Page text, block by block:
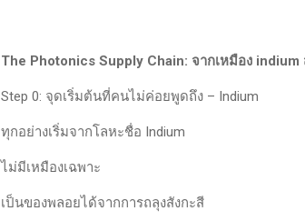
The Photonics Supply Chain: จากเหมือง indium
Step 0: จุดเริ่มต้นที่คนไม่ค่อยพูดถึง – Indium
ทุกอย่างเริ่มจากโลหะชื่อ Indium
ไม่มีเหมืองเฉพาะ
เป็นของพลอยได้จากการถลุงสังกะสี